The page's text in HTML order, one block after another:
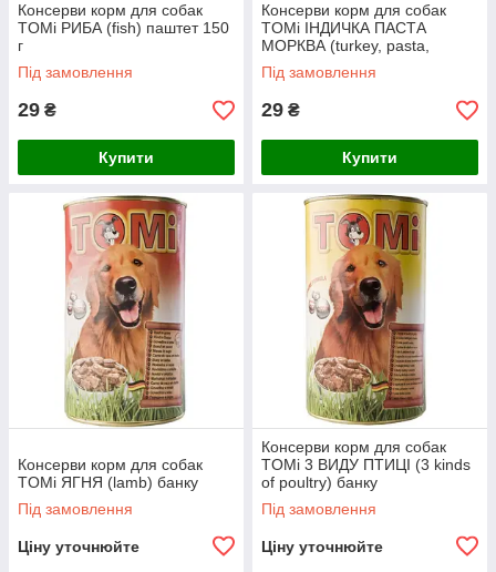
Консерви корм для собак
TOMi РИБА (fish) паштет 150
г
Під замовлення
29 ₴
Купити
Консерви корм для собак
TOMi ІНДИЧКА ПАСТА
МОРКВА (turkey, pasta,
carrots) паштет
Під замовлення
29 ₴
Купити
Консерви корм для собак
TOMi ЯГНЯ (lamb) банку
Під замовлення
Ціну уточнюйте
Консерви корм для собак
TOMi 3 ВИДУ ПТИЦІ (3 kinds
of poultry) банку
Під замовлення
Ціну уточнюйте